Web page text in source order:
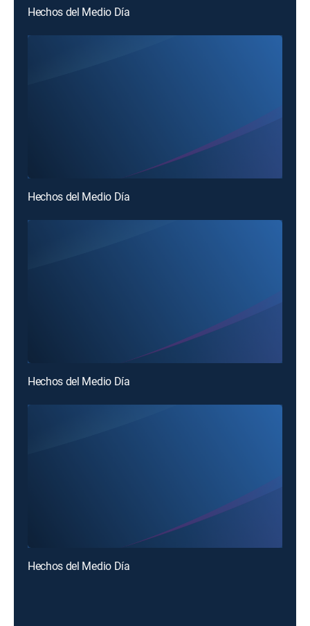
Hechos del Medio Día
Hechos del Medio Día
Hechos del Medio Día
Hechos del Medio Día